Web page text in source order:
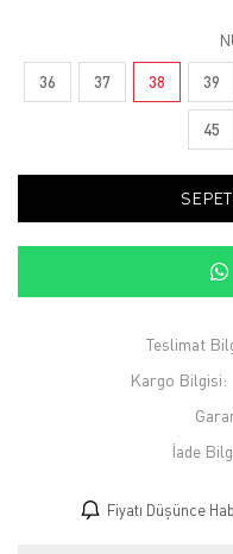
36 37 38 39
45
Teslimat
Kargo Bilgisi:
İade
Fiyatı Düşünce